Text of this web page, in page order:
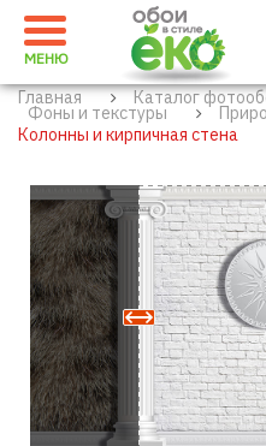
МЕНЮ
Главная Каталог
Фоны и текстуры
Колонны и кирпичная стена